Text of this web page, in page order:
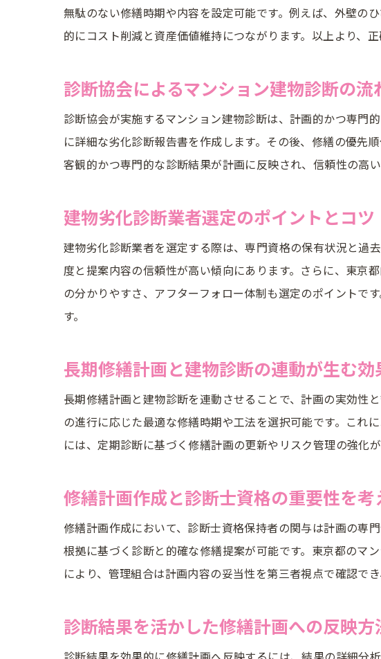
診
長
信
未来を
長
マ
診
長
資
無駄のない修繕時期や内容を設定可能です。例えば、外壁の
的にコスト削減と資産価値維持につながります。以上より、
診断協会によるマンション建物診断の流
診断協会が実施するマンション建物診断は、計画的かつ専門
に詳細な劣化診断報告書を作成します。その後、修繕の優先
客観的かつ専門的な診断結果が計画に反映され、信頼性の高
建物劣化診断業者選定のポイントとコツ
建物劣化診断業者を選定する際は、専門資格の保有状況と過
度と提案内容の信頼性が高い傾向にあります。さらに、東京
の分かりやすさ、アフターフォロー体制も選定のポイントで
す。
長期修繕計画と建物診断の連動が生む効
長期修繕計画と建物診断を連動させることで、計画の実効性
の進行に応じた最適な修繕時期や工法を選択可能です。これ
には、定期診断に基づく修繕計画の更新やリスク管理の強化
修繕計画作成と診断士資格の重要性を考
修繕計画作成において、診断士資格保持者の関与は計画の専
根拠に基づく診断と的確な修繕提案が可能です。東京都のマ
により、管理組合は計画内容の妥当性を第三者視点で確認で
診断結果を活かした修繕計画への反映方